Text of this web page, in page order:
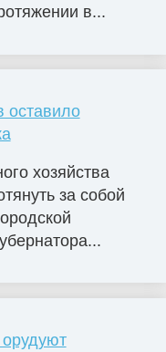
в...
оставило
хозяйства
за собой